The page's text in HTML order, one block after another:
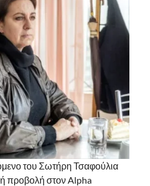
του Σωτήρη Τσαφούλια
προβολή στον Alpha